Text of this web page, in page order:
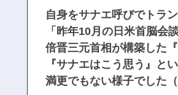
自身をサナエ呼びでトラ
「昨年10月の日米首脳会
倍晋三元首相が構築した
『サナエはこう思う』と
満更でもない様子でした